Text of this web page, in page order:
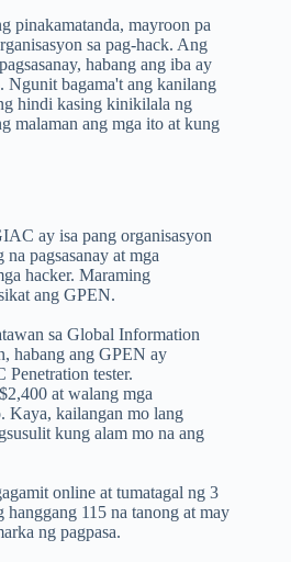
pinakamatanda, mayroon pa
sa pag-hack. Ang
habang ang iba ay
Ngunit bagama't ang kanilang
hindi kasing kinikilala ng
malaman ang mga ito at kung
ay isa pang organisasyon
pagsasanay at mga
hacker. Maraming
ang GPEN.
sa Global Information
habang ang GPEN ay
tester.
at walang mga
Kaya, kailangan mo lang
kung alam mo na ang
online at tumatagal ng 3
115 na tanong at may
ng pagpasa.